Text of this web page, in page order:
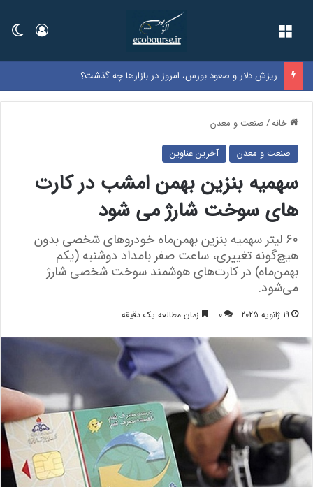
ورود
ریزش دلار و صعود بورس، امروز در بازارها چه گذشت؟
خانه/صنعت و معدن
صنعت و معدن آخرین عناوین
سهمیه بنزین بهمن امشب در کارت
های سوخت شارژ می شود
۶۰ لیتر سهمیه بنزین بهمن‌ماه خودروهای شخصی بدون
هیچ‌گونه تغییری، ساعت صفر بامداد دوشنبه (یکم
بهمن‌ماه) در کارت‌های هوشمند سوخت شخصی شارژ
می‌شود.
19 ژانویه 2025 0 زمان مطالعه یک دقیقه